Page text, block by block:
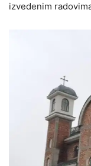
izvedenim